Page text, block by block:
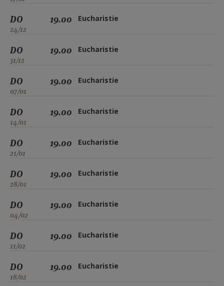
DO
24/12
19.00 Eucharistie
DO
31/12
19.00 Eucharistie
DO
07/01
19.00 Eucharistie
DO
14/01
19.00 Eucharistie
DO
21/01
19.00 Eucharistie
DO
28/01
19.00 Eucharistie
DO
04/02
19.00 Eucharistie
DO
11/02
19.00 Eucharistie
DO
18/02
19.00 Eucharistie